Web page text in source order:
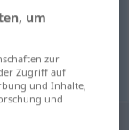
um
zur
Zugriff auf
und Inhalte,
und